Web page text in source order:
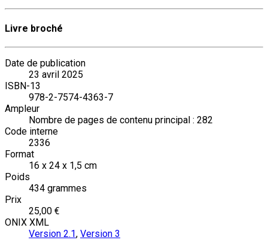
Livre broché
Date de publication
23 avril 2025
ISBN-13
978-2-7574-4363-7
Ampleur
Nombre de pages de contenu principal : 282
Code interne
2336
Format
16 x 24 x 1,5 cm
Poids
434 grammes
Prix
25,00 €
ONIX XML
Version 2.1, Version 3